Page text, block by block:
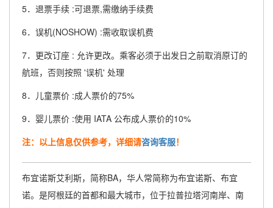
5．退票手续 :可退票,需缴纳手续费
6．误机(NOSHOW) :需收取误机费
7．更改订座 : 允许更改。乘客必须于出发日之前取消原订的
航班，否则按照 '误机' 处理
8．儿童票价 :成人票价的75%
9．婴儿票价 :使用 IATA 公布成人票价的10%
注：以上信息仅供参考，详细请咨询客服！
布宜诺斯艾利斯，简称BA，华人常简称为布宜诺斯、布宜
诺。是阿根廷的首都和最大城市，位于拉普拉塔河南岸、南